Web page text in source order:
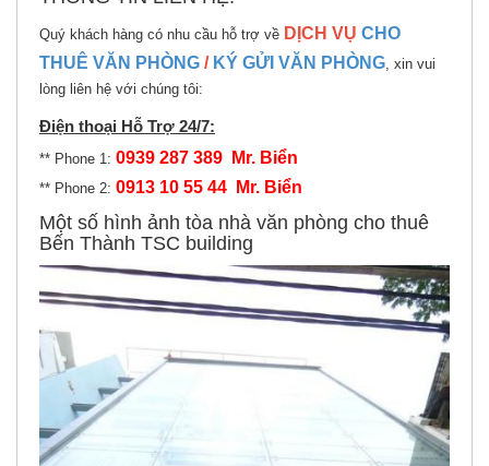
Quý khách hàng có nhu cầu hỗ trợ về DỊCH VỤ CHO
THUÊ VĂN PHÒNG / KÝ GỬI VĂN PHÒNG, xin vui
lòng liên hệ với chúng tôi:
Điện thoại Hỗ Trợ 24/7:
** Phone 1: 0939 287 389 Mr. Biển
** Phone 2: 0913 10 55 44 Mr. Biển
Một số hình ảnh tòa nhà văn phòng cho thuê
Bến Thành TSC building